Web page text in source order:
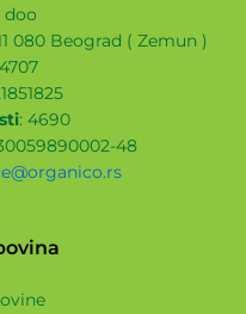
doo
080 Beograd ( Zemun )
: 4690
48